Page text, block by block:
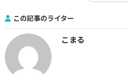
この記事のライター
こまる